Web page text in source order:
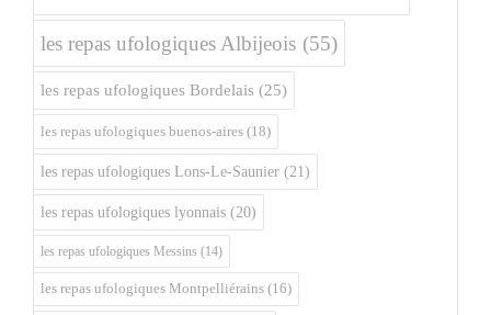
les repas ufologiques Albijeois (55)
les repas ufologiques Bordelais (25)
les repas ufologiques buenos-aires (18)
les repas ufologiques Lons-Le-Saunier (21)
les repas ufologiques lyonnais (20)
les repas ufologiques Messins (14)
les repas ufologiques Montpelliérains (16)